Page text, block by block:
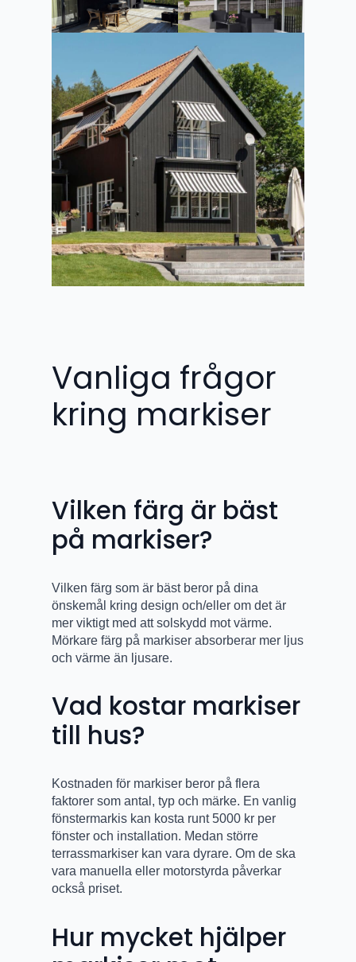
Vanliga frågor
kring markiser
Vilken färg är bäst
på markiser?
Vilken färg som är bäst beror på dina
önskemål kring design och/eller om det är
mer viktigt med att solskydd mot värme.
Mörkare färg på markiser absorberar mer ljus
och värme än ljusare.
Vad kostar markiser
till hus?
Kostnaden för markiser beror på flera
faktorer som antal, typ och märke. En vanlig
fönstermarkis kan kosta runt 5000 kr per
fönster och installation. Medan större
terrassmarkiser kan vara dyrare. Om de ska
vara manuella eller motorstyrda påverkar
också priset.
Hur mycket hjälper